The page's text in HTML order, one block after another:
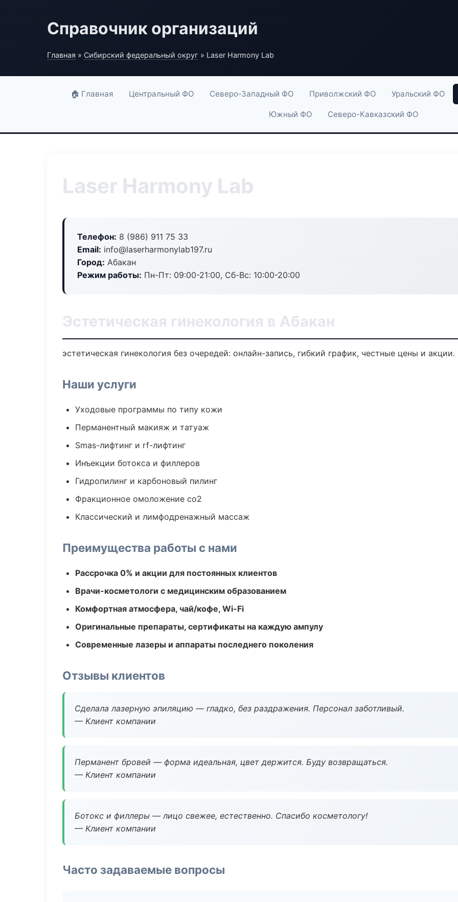
Справочник организаций
Главная » Сибирский федеральный округ » Laser Harmony Lab
🏠 Главная Центральный ФО Северо-Западный ФО Приволжский ФО Уральский ФО
Южный ФО Северо-Кавказский ФО
Laser Harmony Lab
Телефон: 8 (986) 911 75 33
Email: info@laserharmonylab197.ru
Город: Абакан
Режим работы: Пн-Пт: 09:00-21:00, Сб-Вс: 10:00-20:00
Эстетическая гинекология в Абакан
эстетическая гинекология без очередей: онлайн-запись, гибкий график, честные цены и акции.
Наши услуги
Уходовые программы по типу кожи
Перманентный макияж и татуаж
Smas-лифтинг и rf-лифтинг
Инъекции ботокса и филлеров
Гидропилинг и карбоновый пилинг
Фракционное омоложение co2
Классический и лимфодренажный массаж
Преимущества работы с нами
Рассрочка 0% и акции для постоянных клиентов
Врачи-косметологи с медицинским образованием
Комфортная атмосфера, чай/кофе, Wi-Fi
Оригинальные препараты, сертификаты на каждую ампулу
Современные лазеры и аппараты последнего поколения
Отзывы клиентов
Сделала лазерную эпиляцию — гладко, без раздражения. Персонал заботливый.
— Клиент компании
Перманент бровей — форма идеальная, цвет держится. Буду возвращаться.
— Клиент компании
Ботокс и филлеры — лицо свежее, естественно. Спасибо косметологу!
— Клиент компании
Часто задаваемые вопросы